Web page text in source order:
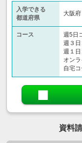
入学できる
都道府県
大阪
コース
週5日
週３
週１
オン
自宅
資料